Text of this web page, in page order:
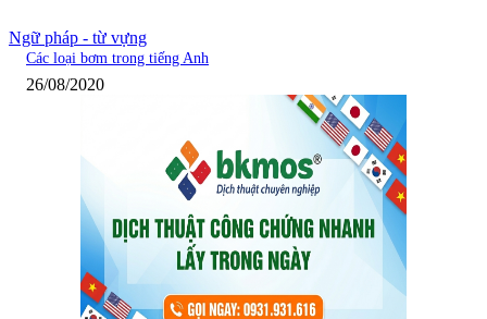
Ngữ pháp - từ vựng
Các loại bơm trong tiếng Anh
26/08/2020